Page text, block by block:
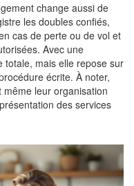
change aussi de
les doubles confiés,
cas de perte ou de vol et
Avec une
totale, mais elle repose sur
écrite. À noter,
leur organisation
des services